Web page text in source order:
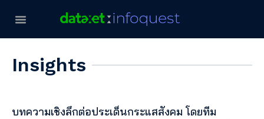
Insights
บทความเชิงลึกต่อประเด็นกระแสสังคม โดยทีม